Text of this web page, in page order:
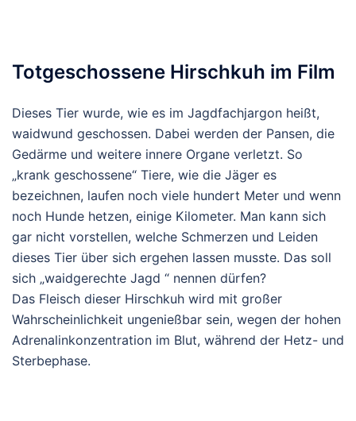
Totgeschossene Hirschkuh im Film
Dieses Tier wurde, wie es im Jagdfachjargon heißt,
waidwund geschossen. Dabei werden der Pansen, die
Gedärme und weitere innere Organe verletzt. So
„krank geschossene“ Tiere, wie die Jäger es
bezeichnen, laufen noch viele hundert Meter und wenn
noch Hunde hetzen, einige Kilometer. Man kann sich
gar nicht vorstellen, welche Schmerzen und Leiden
dieses Tier über sich ergehen lassen musste. Das soll
sich „waidgerechte Jagd “ nennen dürfen?
Das Fleisch dieser Hirschkuh wird mit großer
Wahrscheinlichkeit ungenießbar sein, wegen der hohen
Adrenalinkonzentration im Blut, während der Hetz- und
Sterbephase.